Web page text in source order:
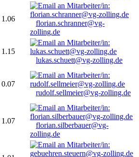
1.06
florian.schranner@vg-
zolling.de
1.15
lukas.schuett@vg-zolling.de
0.07
rudolf.sellmeier@vg-zolling.de
1.07
florian.silberbauer@vg-
zolling.de